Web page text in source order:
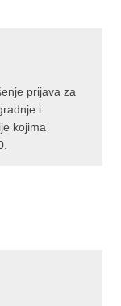
prijava za
i
kojima